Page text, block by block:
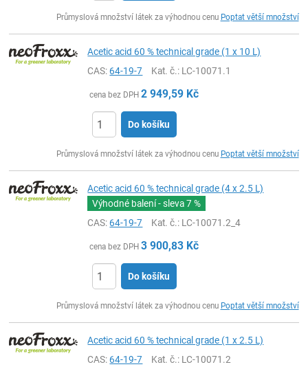
Průmyslová množství látek za výhodnou cenu Poptat větší množství
Acetic acid 60 % technical grade (1 x 10 L)
CAS:64-19-7 Kat. č.: LC-10071.1
cena bez DPH 2 949,59 Kč
Do košíku
Průmyslová množství látek za výhodnou cenu Poptat větší množství
Acetic acid 60 % technical grade (4 x 2.5 L)
Výhodné balení - sleva7 %
CAS:64-19-7 Kat. č.: LC-10071.2_4
cena bez DPH 3 900,83 Kč
Do košíku
Průmyslová množství látek za výhodnou cenu Poptat větší množství
Acetic acid 60 % technical grade (1 x 2.5 L)
CAS:64-19-7 Kat. č.: LC-10071.2